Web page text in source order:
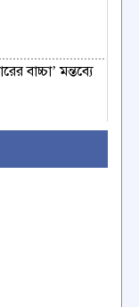
বাচ্চা’ মন্তব্যে
ট্রাম্প